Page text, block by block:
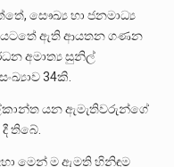
සෞඛ්‍ය හා ජනමාධ්‍ය
යටතේ ඇති ආයතන ගණන
අමාත්‍ය සුනිල්
34කි.
යන ඇමැතිවරුන්ගේ
තිබේ.
මෙන් ම ඇමති හිනිඳුම